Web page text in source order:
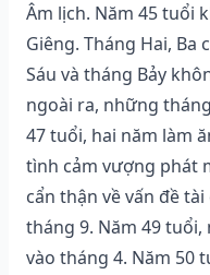
Âm lịch. Năm 45 tuổi
Giêng. Tháng Hai, Ba
Sáu và tháng Bảy
ngoài ra, những
47 tuổi, hai năm làm
tình cảm vượng phát
cẩn thận về vấn đề
tháng 9. Năm 49
vào tháng 4. Năm 50